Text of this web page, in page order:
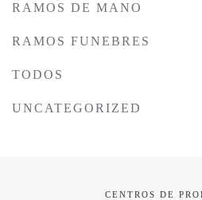
RAMOS DE MANO
RAMOS FUNEBRES
TODOS
UNCATEGORIZED
CENTROS DE